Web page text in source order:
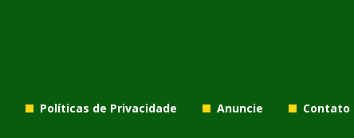
Políticas de Privacidade Anuncie Contato